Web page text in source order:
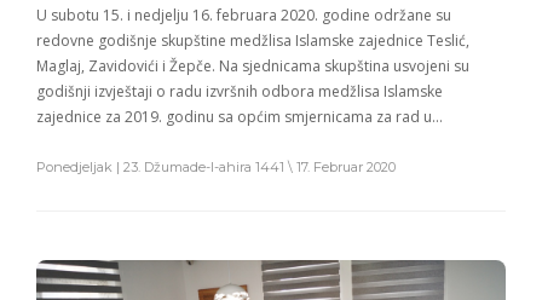
U subotu 15. i nedjelju 16. februara 2020. godine održane su
redovne godišnje skupštine medžlisa Islamske zajednice Teslić,
Maglaj, Zavidovići i Žepče. Na sjednicama skupština usvojeni su
godišnji izvještaji o radu izvršnih odbora medžlisa Islamske
zajednice za 2019. godinu sa općim smjernicama za rad u…
Ponedjeljak | 23. Džumade-l-ahira 1441 \ 17. Februar 2020